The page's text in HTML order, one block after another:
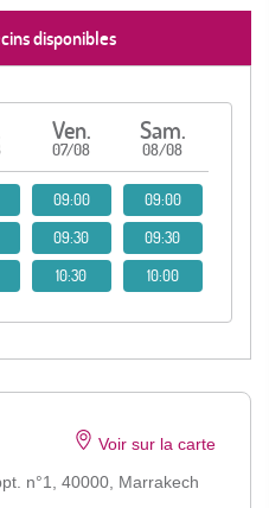
disponibles
Ven.
07/08
Sam.
08/08
09:00
09:30
10:30
09:00
09:30
10:00
n°1, 40000, Marrakech
Voir sur la carte